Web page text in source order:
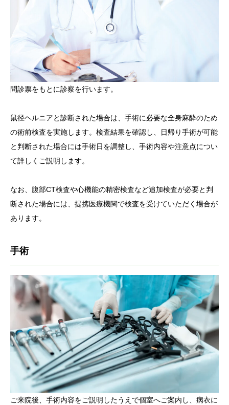
問診票をもとに診察を行います。
鼠径ヘルニアと診断された場合は、手術に必要な全身麻酔のため
の術前検査を実施します。検査結果を確認し、日帰り手術が可能
と判断された場合には手術日を調整し、手術内容や注意点につい
て詳しくご説明します。
なお、腹部CT検査や心機能の精密検査など追加検査が必要と判
断された場合には、提携医療機関で検査を受けていただく場合が
あります。
手術
ご来院後、手術内容をご説明したうえで個室へご案内し、病衣に